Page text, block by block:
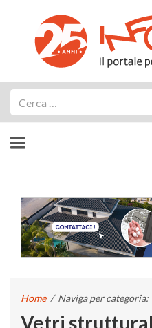
Home / Naviga per
Vetri